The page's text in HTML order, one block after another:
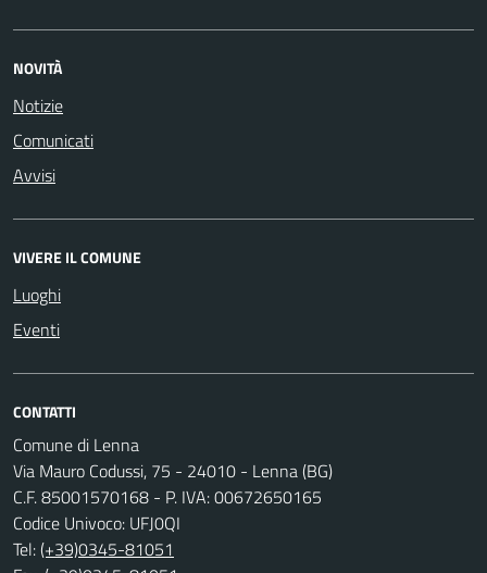
NOVITÀ
Notizie
Comunicati
Avvisi
VIVERE IL COMUNE
Luoghi
Eventi
CONTATTI
Comune di Lenna
Via Mauro Codussi, 75 - 24010 - Lenna (BG)
C.F. 85001570168 - P. IVA: 00672650165
Codice Univoco: UFJ0QI
Tel:(+39)0345-81051